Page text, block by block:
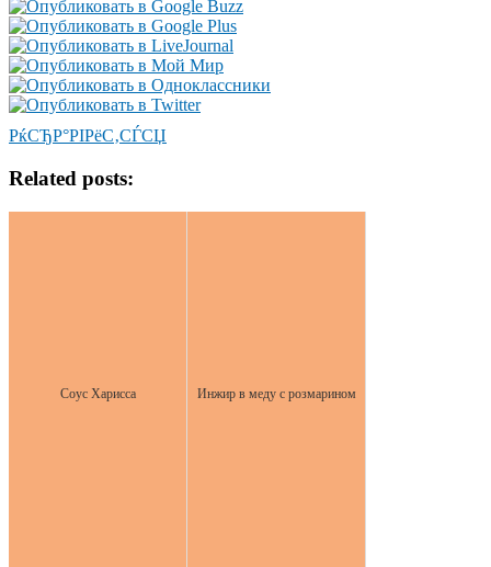
РќСЂР°РІРёС‚СЃСЏ
Related posts:
Соус Харисса Инжир в меду с розмарином